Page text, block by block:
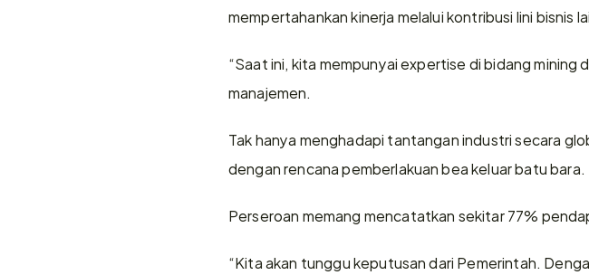
mempertahankan kinerja melalui kontribusi lini bisnis
“Saat ini, kita mempunyai expertise di bidang
manajemen.
Tak hanya menghadapi tantangan industri secara
dengan rencana pemberlakuan bea keluar batu bara.
Perseroan memang mencatatkan sekitar 77%
“Kita akan tunggu keputusan dari Pemerintah.